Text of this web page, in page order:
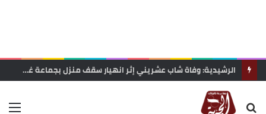
الرشيدية: وفاة شاب عشريني إثر انهيار سقف منزل بجماعة غريس السفلى